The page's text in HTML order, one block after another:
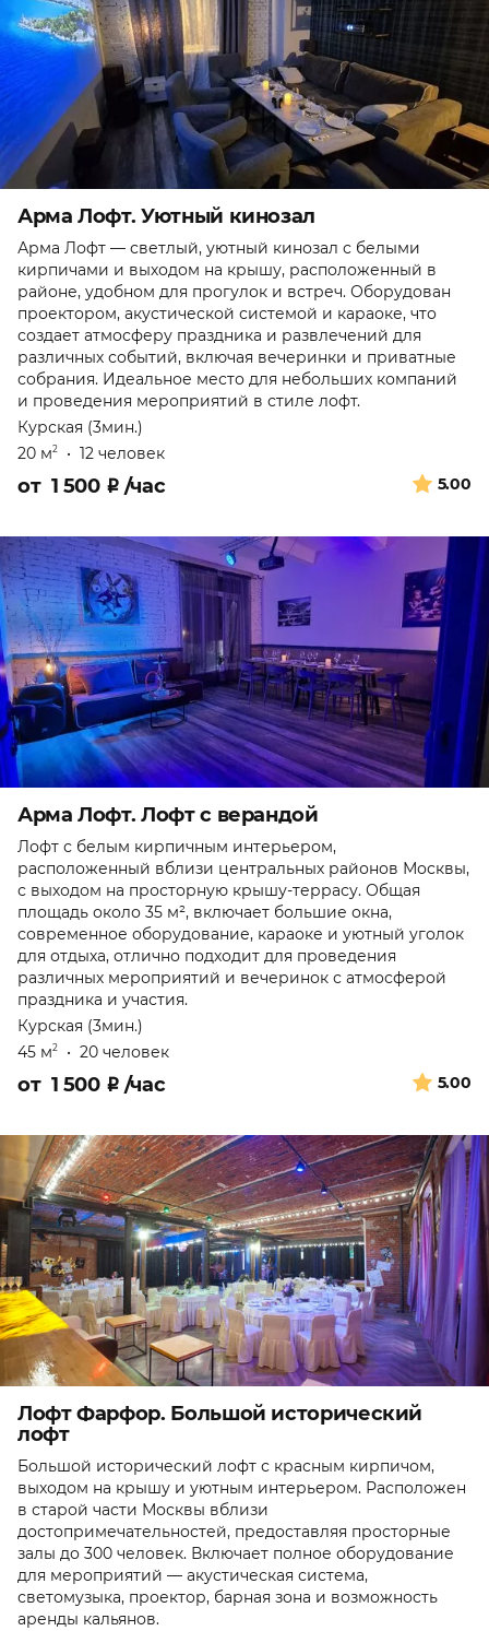
Арма Лофт. Уютный кинозал
Арма Лофт — светлый, уютный кинозал с белыми
кирпичами и выходом на крышу, расположенный в
районе, удобном для прогулок и встреч. Оборудован
проектором, акустической системой и караоке, что
создает атмосферу праздника и развлечений для
различных событий, включая вечеринки и приватные
собрания. Идеальное место для небольших компаний
и проведения мероприятий в стиле лофт.
Курская (3мин.)
20 м2 • 12 человек
5.00
от 1 500 ₽ /час
Арма Лофт. Лофт с верандой
Лофт с белым кирпичным интерьером,
расположенный вблизи центральных районов Москвы,
с выходом на просторную крышу-террасу. Общая
площадь около 35 м², включает большие окна,
современное оборудование, караоке и уютный уголок
для отдыха, отлично подходит для проведения
различных мероприятий и вечеринок с атмосферой
праздника и участия.
Курская (3мин.)
45 м2 • 20 человек
5.00
от 1 500 ₽ /час
Лофт Фарфор. Большой исторический
лофт
Большой исторический лофт с красным кирпичом,
выходом на крышу и уютным интерьером. Расположен
в старой части Москвы вблизи
достопримечательностей, предоставляя просторные
залы до 300 человек. Включает полное оборудование
для мероприятий — акустическая система,
светомузыка, проектор, барная зона и возможность
аренды кальянов.